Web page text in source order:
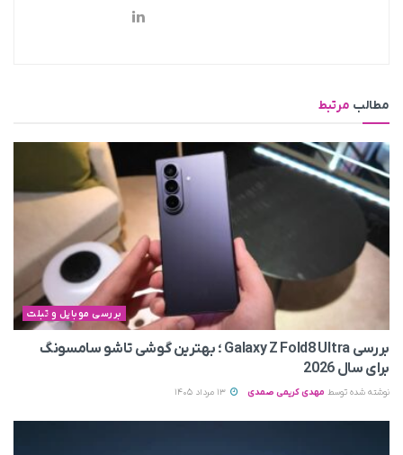
مطالب مرتبط
بررسی موبایل و تبلت
بررسی Galaxy Z Fold8 Ultra ؛ بهترین گوشی تاشو سامسونگ
برای سال 2026
نوشته شده توسط مهدی کریمی صمدی